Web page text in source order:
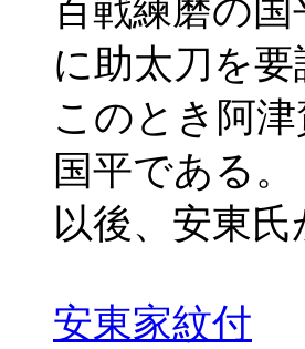
百戦練磨の国
に助太刀を
このとき阿
国平である。
以後、安東
安東家紋付